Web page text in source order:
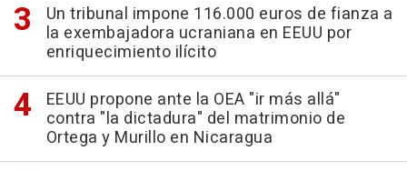
Un tribunal impone 116.000 euros de fianza a
la exembajadora ucraniana en EEUU por
enriquecimiento ilícito
EEUU propone ante la OEA "ir más allá"
contra "la dictadura" del matrimonio de
Ortega y Murillo en Nicaragua